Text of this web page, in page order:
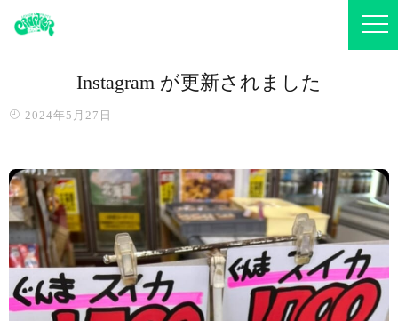
Instagram が更新されました
2024年5月27日